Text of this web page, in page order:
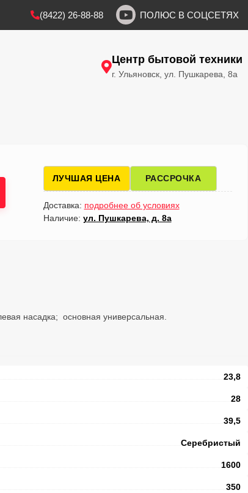
(8422) 26-88-88 ПОЛЮС В СОЦСЕТЯХ
Центр бытовой техники
г. Ульяновск, ул. Пушкарева, 8а
ЛУЧШАЯ ЦЕНА РАССРОЧКА
Доставка: подробнее об условиях
Наличие: ул. Пушкарева, д. 8а
насадка; основная универсальная.
23,8
28
39,5
Серебристый
1600
350